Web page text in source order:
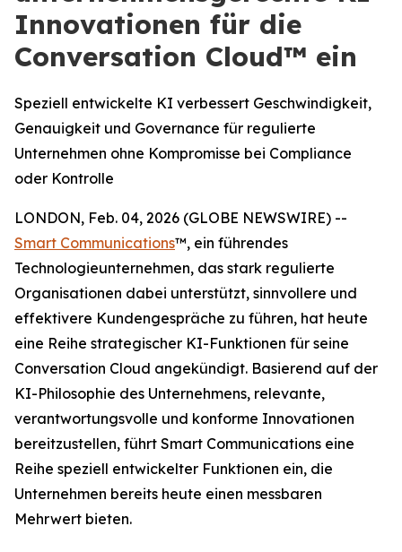
Innovationen für die
Conversation Cloud™ ein
Speziell entwickelte KI verbessert Geschwindigkeit,
Genauigkeit und Governance für regulierte
Unternehmen ohne Kompromisse bei Compliance
oder Kontrolle
LONDON, Feb. 04, 2026 (GLOBE NEWSWIRE) --
Smart Communications™, ein führendes
Technologieunternehmen, das stark regulierte
Organisationen dabei unterstützt, sinnvollere und
effektivere Kundengespräche zu führen, hat heute
eine Reihe strategischer KI-Funktionen für seine
Conversation Cloud angekündigt. Basierend auf der
KI-Philosophie des Unternehmens, relevante,
verantwortungsvolle und konforme Innovationen
bereitzustellen, führt Smart Communications eine
Reihe speziell entwickelter Funktionen ein, die
Unternehmen bereits heute einen messbaren
Mehrwert bieten.